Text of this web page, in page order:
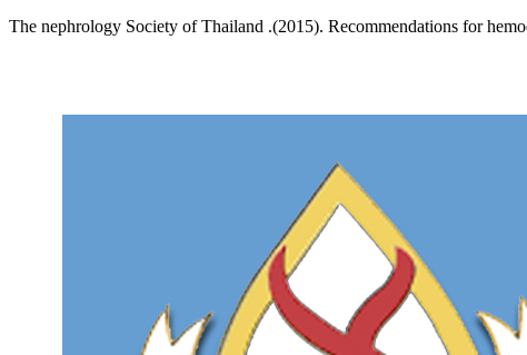
The nephrology Society of Thailand .(2015). Recommendations for